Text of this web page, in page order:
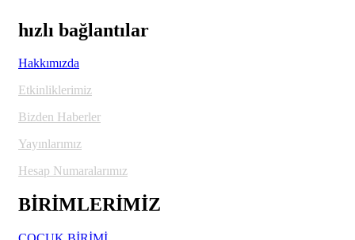
hızlı bağlantılar
Hakkımızda
Etkinliklerimiz
Bizden Haberler
Yayınlarımız
Hesap Numaralarımız
BİRİMLERİMİZ